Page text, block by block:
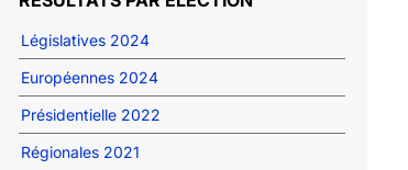
Législatives 2024
Européennes 2024
Présidentielle 2022
Régionales 2021